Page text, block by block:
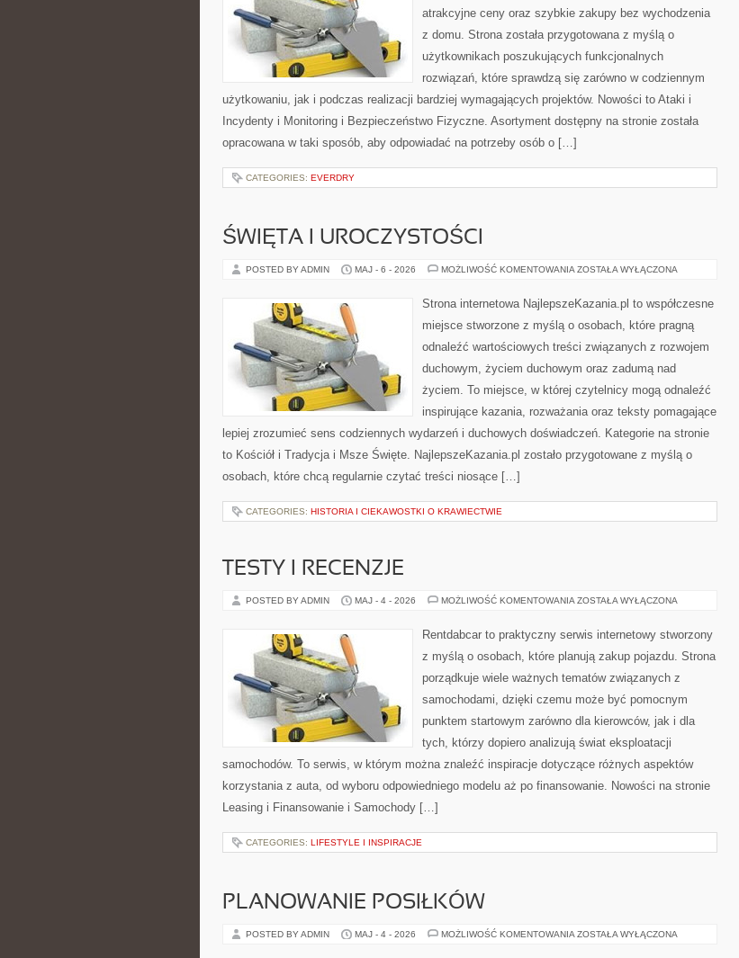
atrakcyjne ceny oraz szybkie zakupy bez wychodzenia
z domu. Strona została przygotowana z myślą o
użytkownikach poszukujących funkcjonalnych
rozwiązań, które sprawdzą się zarówno w codziennym
użytkowaniu, jak i podczas realizacji bardziej wymagających projektów. Nowości to Ataki i
Incydenty i Monitoring i Bezpieczeństwo Fizyczne. Asortyment dostępny na stronie została
opracowana w taki sposób, aby odpowiadać na potrzeby osób o […]
CATEGORIES: EVERDRY
ŚWIĘTA I UROCZYSTOŚCI
POSTED BY ADMIN MAJ - 6 - 2026 MOŻLIWOŚĆ KOMENTOWANIA ŚWIĘTA
ZOSTAŁA WYŁĄCZONA
Strona internetowa NajlepszeKazania.pl to współczesne
miejsce stworzone z myślą o osobach, które pragną
odnaleźć wartościowych treści związanych z rozwojem
duchowym, życiem duchowym oraz zadumą nad
życiem. To miejsce, w której czytelnicy mogą odnaleźć
inspirujące kazania, rozważania oraz teksty pomagające
lepiej zrozumieć sens codziennych wydarzeń i duchowych doświadczeń. Kategorie na stronie
to Kościół i Tradycja i Msze Święte. NajlepszeKazania.pl zostało przygotowane z myślą o
osobach, które chcą regularnie czytać treści niosące […]
CATEGORIES: HISTORIA I CIEKAWOSTKI O KRAWIECTWIE
TESTY I RECENZJE
POSTED BY ADMIN MAJ - 4 - 2026 MOŻLIWOŚĆ KOMENTOWANIA TESTY
ZOSTAŁA WYŁĄCZONA
Rentdabcar to praktyczny serwis internetowy stworzony
z myślą o osobach, które planują zakup pojazdu. Strona
porządkuje wiele ważnych tematów związanych z
samochodami, dzięki czemu może być pomocnym
punktem startowym zarówno dla kierowców, jak i dla
tych, którzy dopiero analizują świat eksploatacji
samochodów. To serwis, w którym można znaleźć inspiracje dotyczące różnych aspektów
korzystania z auta, od wyboru odpowiedniego modelu aż po finansowanie. Nowości na stronie
Leasing i Finansowanie i Samochody […]
CATEGORIES: LIFESTYLE I INSPIRACJE
PLANOWANIE POSIŁKÓW
POSTED BY ADMIN MAJ - 4 - 2026 MOŻLIWOŚĆ KOMENTOWANIA PLANOWANIE
ZOSTAŁA WYŁĄCZONA